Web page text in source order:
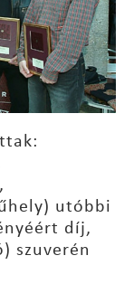
utóbbi
díj,
szuverén